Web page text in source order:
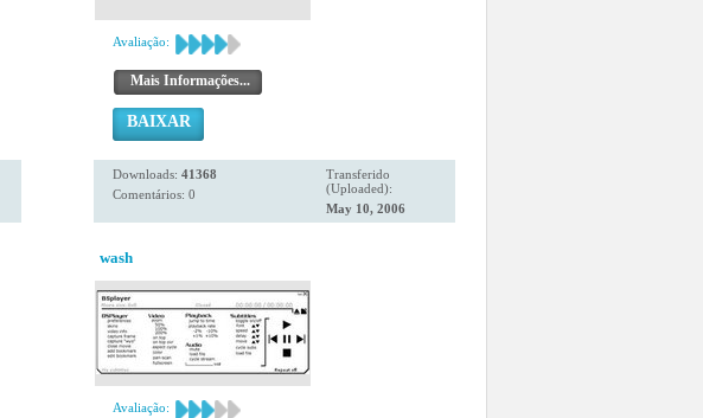
Avaliação:
Mais Informações...
BAIXAR
Downloads: 41368
Comentários: 0
Transferido
(Uploaded):
May 10, 2006
wash
Avaliação: